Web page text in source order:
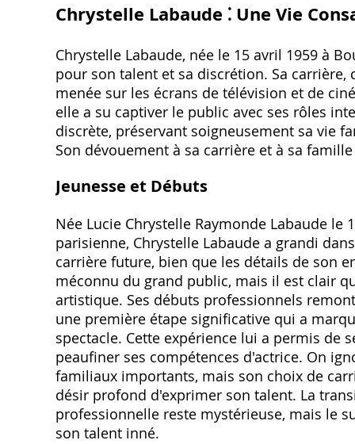
Chrystelle Labaude ⁚ Une Vie
Chrystelle Labaude‚ née le 15 avril 1959 à
pour son talent et sa discrétion. Sa carrière‚
menée sur les écrans de télévision et de
elle a su captiver le public avec ses rôles
discrète‚ préservant soigneusement sa vie
Son dévouement à sa carrière et à sa
Jeunesse et Débuts
Née Lucie Chrystelle Raymonde Labaude
parisienne‚ Chrystelle Labaude a grandi
carrière future‚ bien que les détails de son
méconnu du grand public‚ mais il est clair
artistique. Ses débuts professionnels
une première étape significative qui a
spectacle. Cette expérience lui a permis de
peaufiner ses compétences d'actrice. On
familiaux importants‚ mais son choix de
désir profond d'exprimer son talent. La
professionnelle reste mystérieuse‚ mais le
son talent inné.